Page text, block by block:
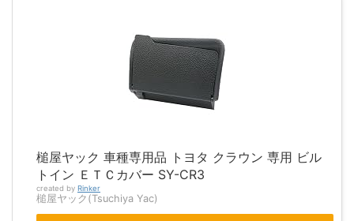
槌屋ヤック 車種専用品 トヨタ クラウン 専用 ビル
トイン ＥＴＣカバー SY-CR3
created by Rinker
槌屋ヤック(Tsuchiya Yac)